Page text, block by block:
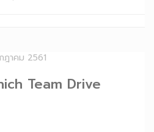
ฎาคม 2561
Team Drive